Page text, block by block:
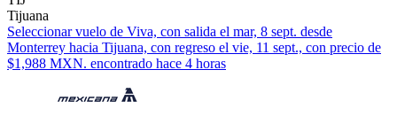
Tijuana
Seleccionar vuelo de Viva, con salida el mar, 8 sept. desde
Monterrey hacia Tijuana, con regreso el vie, 11 sept., con precio de
$1,988 MXN. encontrado hace 4 horas